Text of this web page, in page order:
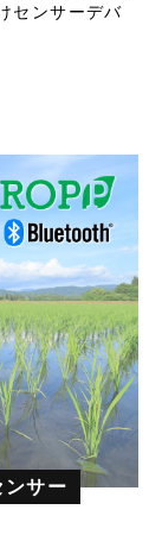
センサーデバ
サー